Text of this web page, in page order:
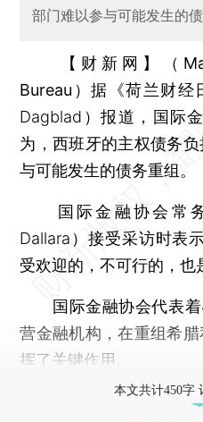
部门难以参与可能发生的
【财新网】（
Bureau）据《荷兰财经
Dagblad）报道，国际
为，西班牙的主权债务
与可能发生的债务重组。
国际金融协会常务
Dallara）接受采访时表
受欢迎的，不可行的，也
国际金融协会代表着
营金融机构，在重组希
挥了关键作用。
本文共计450字